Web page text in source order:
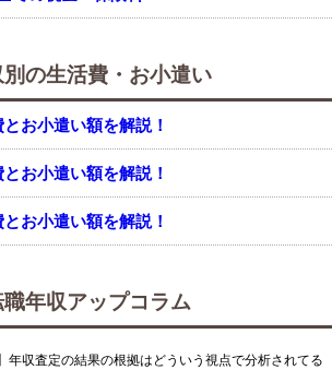
の生活費・お小遣い
お小遣い額を解説！
お小遣い額を解説！
お小遣い額を解説！
職年収アップコラム
年収査定の結果の根拠はどういう視点で分析されてる